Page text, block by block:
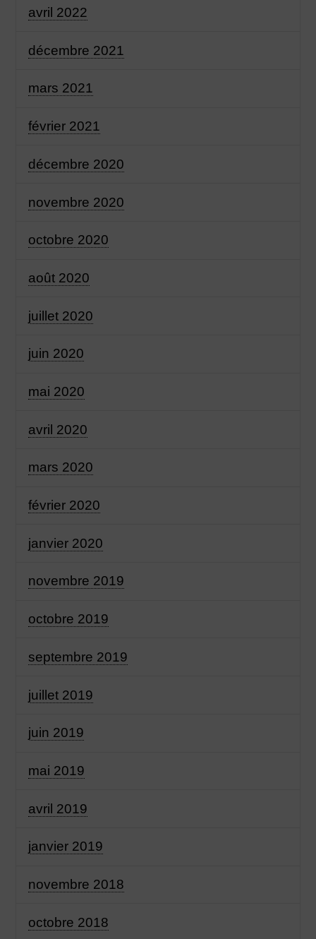
avril 2022
décembre 2021
mars 2021
février 2021
décembre 2020
novembre 2020
octobre 2020
août 2020
juillet 2020
juin 2020
mai 2020
avril 2020
mars 2020
février 2020
janvier 2020
novembre 2019
octobre 2019
septembre 2019
juillet 2019
juin 2019
mai 2019
avril 2019
janvier 2019
novembre 2018
octobre 2018